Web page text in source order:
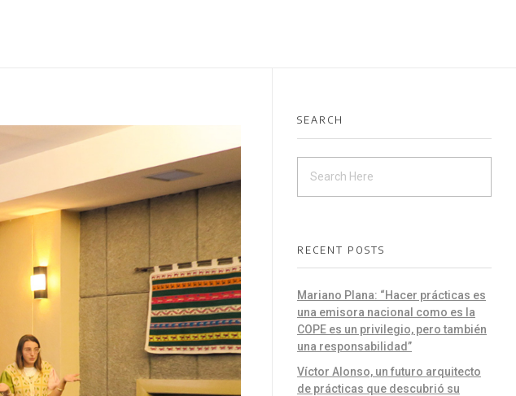
SEARCH
RECENT POSTS
Mariano Plana: “Hacer prácticas es
una emisora nacional como es la
COPE es un privilegio, pero también
una responsabilidad”
Víctor Alonso, un futuro arquitecto
de prácticas que descubrió su